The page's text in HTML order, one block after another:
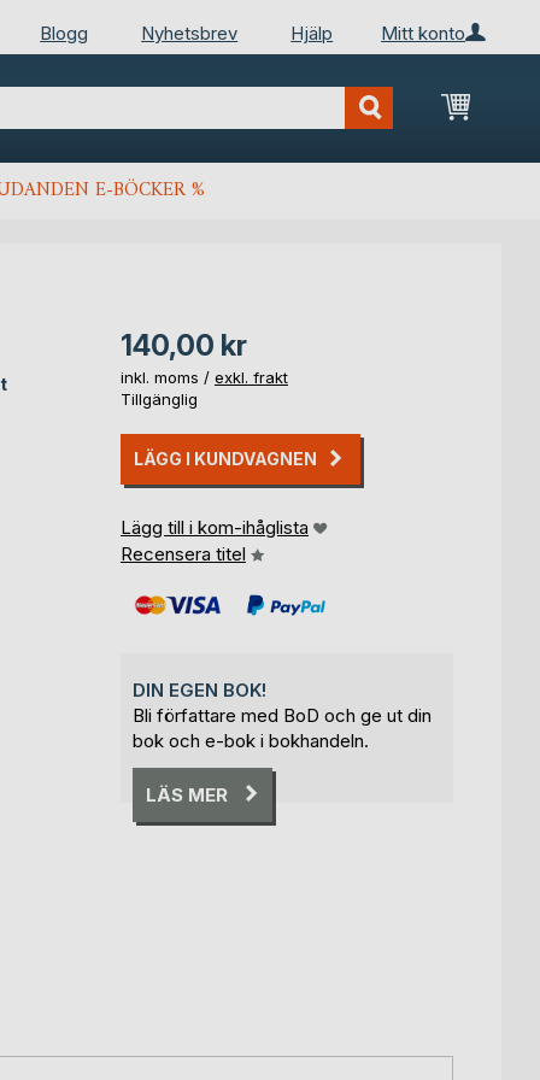
Mitt konto
Blogg Nyhetsbrev Hjälp
Min
E-BÖCKER %
140,00 kr
inkl. moms / exkl. frakt
Tillgänglig
LÄGG I KUNDVAGNEN
Lägg till i kom-ihåglista
Recensera titel
DIN EGEN BOK!
Bli författare med BoD och ge ut din
bok och e-bok i bokhandeln.
LÄS MER